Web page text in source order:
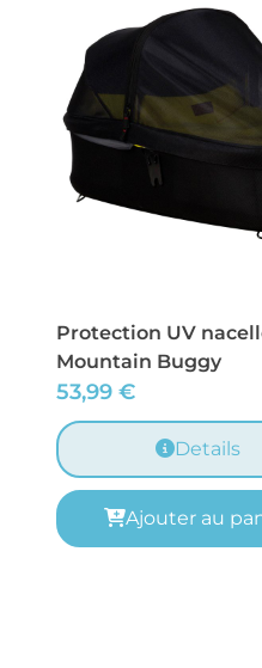
Protection UV
Mountain Buggy
53,99 €
Details
Ajouter au